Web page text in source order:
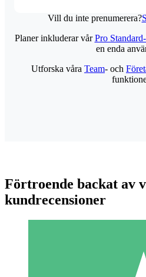
Vill du inte prenumerera?
Planer inkluderar vårPro
en enda
Utforska våra Team- och
Förtroende backat av
kundrecensioner